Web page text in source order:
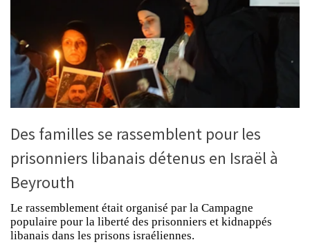
Des familles se rassemblent pour les
prisonniers libanais détenus en Israël à
Beyrouth
Le rassemblement était organisé par la Campagne
populaire pour la liberté des prisonniers et kidnappés
libanais dans les prisons israéliennes.